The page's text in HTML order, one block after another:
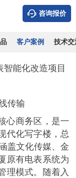
咨询报价
客户案例 技术交
化改造项目
：admin
能化改造项目
传输
心商务区，是一
代化写字楼，总
盖文化传媒、金
原有电表系统为
理模式。随着入